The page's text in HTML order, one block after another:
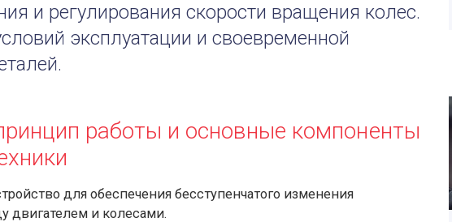
и регулирования скорости вращения колес.
эксплуатации и своевременной
работы и основные компоненты
для обеспечения бесступенчатого изменения
двигателем и колесами.